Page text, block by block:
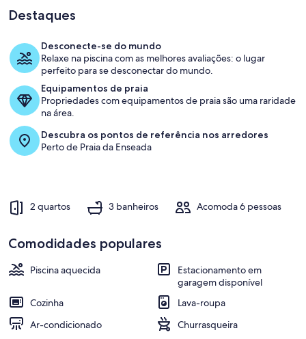
Piscina
Destaques
Desconecte-se do mundo
Relaxe na piscina com as melhores avaliações: o lugar
perfeito para se desconectar do mundo.
Equipamentos de praia
Propriedades com equipamentos de praia são uma raridade
na área.
Descubra os pontos de referência nos arredores
Perto de Praia da Enseada
2 quartos 3 banheiros Acomoda 6 pessoas
Comodidades populares
Piscina aquecida
Estacionamento em
garagem disponível
Cozinha
Lava-roupa
Ar-condicionado
Churrasqueira